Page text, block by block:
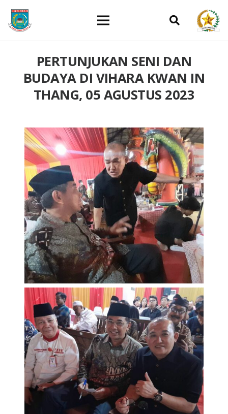
PERTUNJUKAN SENI DAN
BUDAYA DI VIHARA KWAN IN
THANG, 05 AGUSTUS 2023